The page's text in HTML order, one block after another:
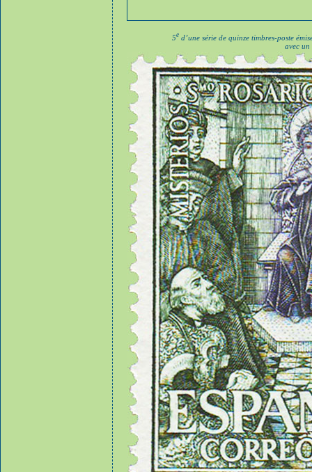
5e d’une série de quinze timbres-poste
avec